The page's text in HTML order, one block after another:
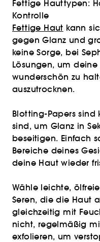
Fettige Hauttypen:
Kontrolle
Fettige Haut kann
gegen Glanz und
keine Sorge, bei
Lösungen, um
wunderschön zu
auszutrocknen.
Blotting-Papers sind
sind, um Glanz in
beseitigen. Einfach
Bereiche deines
deine Haut wieder
Wähle leichte,
Seren, die die Haut
gleichzeitig mit
nicht, regelmäßig
exfolieren, um